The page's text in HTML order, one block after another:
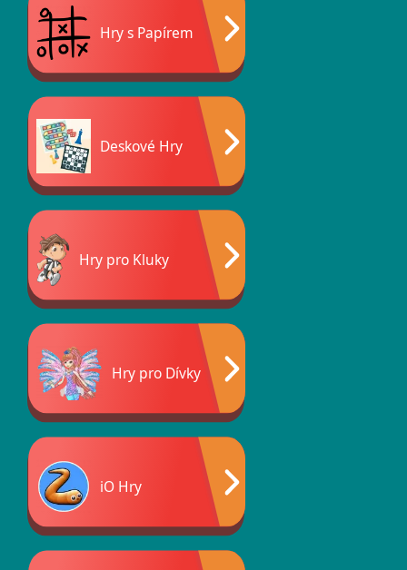
Hry s Papírem
Deskové Hry
Hry pro Kluky
Hry pro Dívky
iO Hry